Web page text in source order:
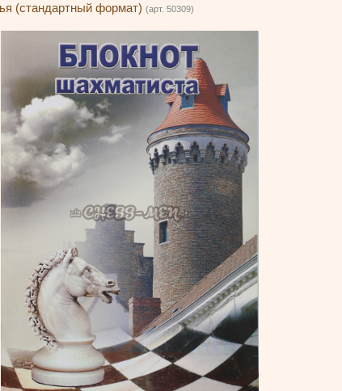
(стандартный формат) (арт. 50309)